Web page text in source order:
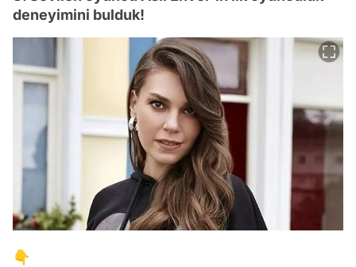
deneyimini bulduk!
👇